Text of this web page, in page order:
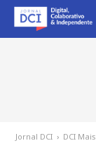
Jornal DCI › DCI Mais